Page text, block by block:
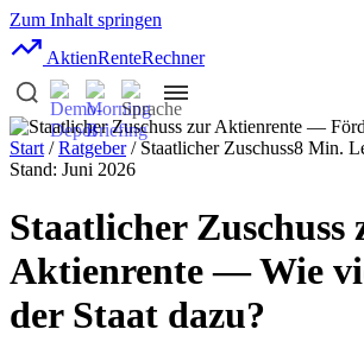
Zum Inhalt springen
AktienRenteRechner
Start /Ratgeber/ Staatlicher Zuschuss8 Min.
Stand: Juni 2026
Staatlicher Zuschuss
Aktienrente — Wie
der Staat dazu?